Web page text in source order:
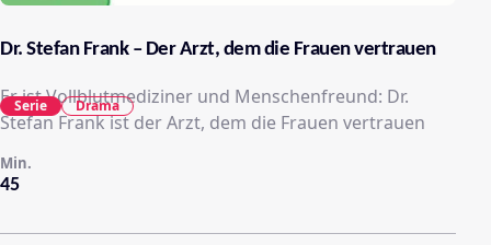
Dr. Stefan Frank – Der Arzt, dem die Frauen vertrauen
Er ist Vollblutmediziner und Menschenfreund: Dr.
Stefan Frank ist der Arzt, dem die Frauen vertrauen
45
Min.
Serie Drama